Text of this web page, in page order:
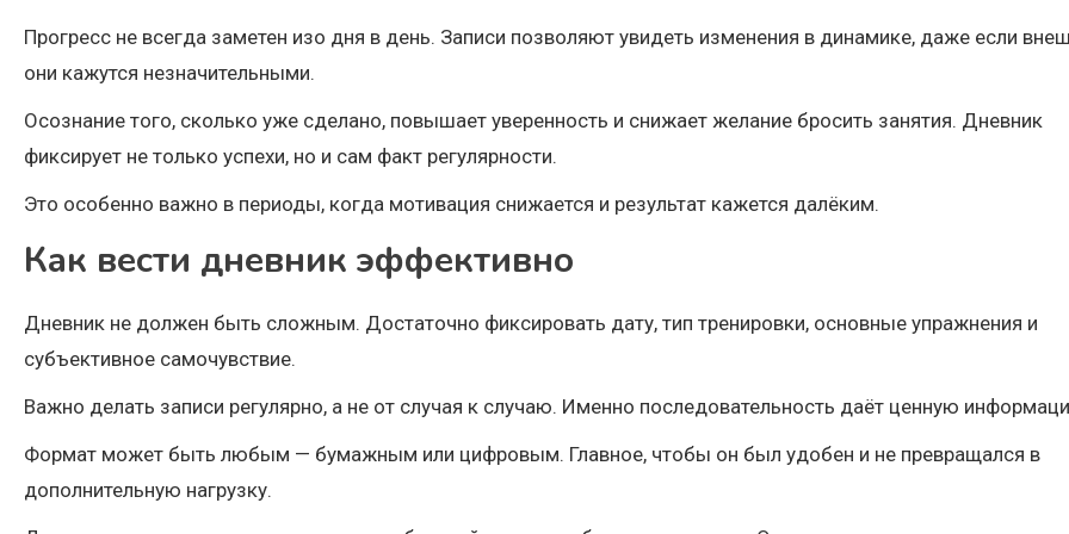
Прогресс не всегда заметен изо дня в день. Записи позволяют увидеть изменения в динамике, даже если
они кажутся незначительными.
Осознание того, сколько уже сделано, повышает уверенность и снижает желание бросить занятия. Дневник
фиксирует не только успехи, но и сам факт регулярности.
Это особенно важно в периоды, когда мотивация снижается и результат кажется далёким.
Как вести дневник эффективно
Дневник не должен быть сложным. Достаточно фиксировать дату, тип тренировки, основные упражнения и
субъективное самочувствие.
Важно делать записи регулярно, а не от случая к случаю. Именно последовательность даёт ценную
Формат может быть любым — бумажным или цифровым. Главное, чтобы он был удобен и не превращался в
дополнительную нагрузку.